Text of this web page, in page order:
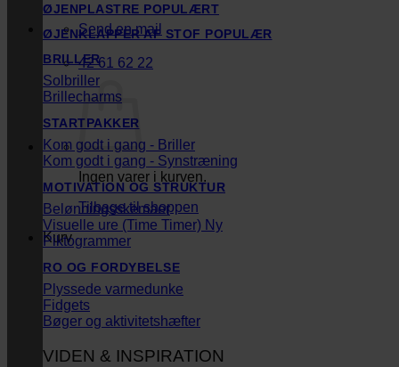
Send en mail
42 61 62 22
Ingen varer i kurven.
Tilbage til shoppen
Kurv
ØJENPLASTRE
ØJENKLAPPER AF STOF
BRILLER
Solbriller
Brillecharms
STARTPAKKER
Kom godt i gang - Briller
Kom godt i gang - Synstræning
MOTIVATION OG STRUKTUR
Belønningsskemaer
Visuelle ure (Time Timer)
Piktogrammer
RO OG FORDYBELSE
Plyssede varmedunke
Fidgets
Bøger og aktivitetshæfter
VIDEN & INSPIRATION